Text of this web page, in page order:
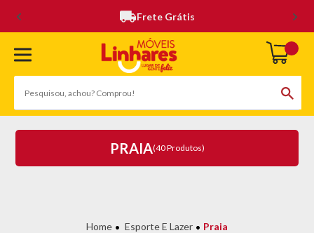
Frete Grátis
PRAIA(40 Produtos)
Esporte E Lazer Praia